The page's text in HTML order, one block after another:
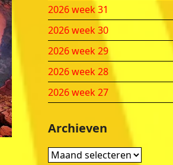
2026 week 31
2026 week 30
2026 week 29
2026 week 28
2026 week 27
Archieven
Archieven